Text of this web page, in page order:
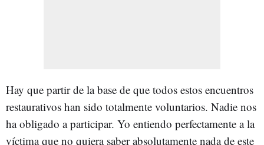
Hay que partir de la base de que todos estos encuentros
restaurativos han sido totalmente voluntarios. Nadie nos
ha obligado a participar. Yo entiendo perfectamente a la
víctima que no quiera saber absolutamente nada de este